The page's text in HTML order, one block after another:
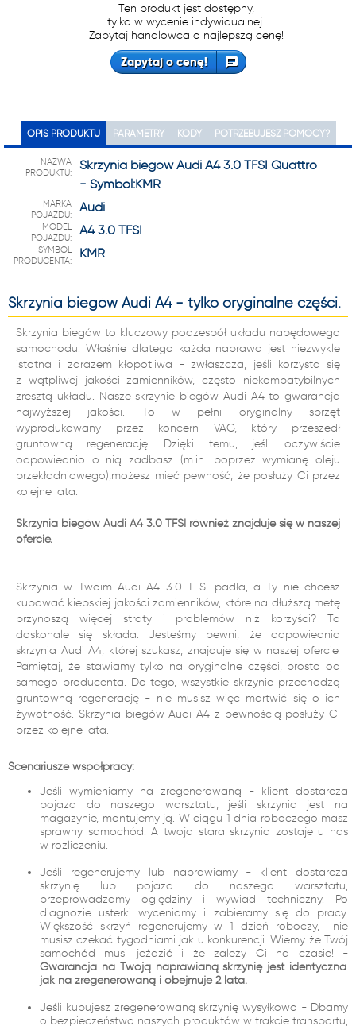
Ten produkt jest dostępny,
tylko w wycenie indywidualnej.
Zapytaj handlowca o najlepszą cenę!
Zapytaj o cenę!
OPIS PRODUKTU PARAMETRY KODY POTRZEBUJESZ POMOCY?
NAZWA
PRODUKTU:
Skrzynia biegów Audi A4 3.0 TFSI Quattro
- Symbol:KMR
MARKA
POJAZDU:
Audi
MODEL
POJAZDU:
A4 3.0 TFSI
SYMBOL
PRODUCENTA:
KMR
Skrzynia biegów Audi A4 - tylko oryginalne części.
Skrzynia biegów to kluczowy podzespół układu napędowego
samochodu. Właśnie dlatego każda naprawa jest niezwykle
istotna i zarazem kłopotliwa - zwłaszcza, jeśli korzysta się
z wątpliwej jakości zamienników, często niekompatybilnych
zresztą układu. Nasze skrzynie biegów Audi A4 to gwarancja
najwyższej jakości. To w pełni oryginalny sprzęt
wyprodukowany przez koncern VAG, który przeszedł
gruntowną regenerację. Dzięki temu, jeśli oczywiście
odpowiednio o nią zadbasz (m.in. poprzez wymianę oleju
przekładniowego),możesz mieć pewność, że posłuży Ci przez
kolejne lata.
Skrzynia biegów Audi A4 3.0 TFSI również znajduje się w naszej
ofercie.
Skrzynia w Twoim Audi A4 3.0 TFSI padła, a Ty nie chcesz
kupować kiepskiej jakości zamienników, które na dłuższą metę
przynoszą więcej straty i problemów niż korzyści? To
doskonale się składa. Jesteśmy pewni, że odpowiednia
skrzynia Audi A4, której szukasz, znajduje się w naszej ofercie.
Pamiętaj, że stawiamy tylko na oryginalne części, prosto od
samego producenta. Do tego, wszystkie skrzynie przechodzą
gruntowną regenerację - nie musisz więc martwić się o ich
żywotność. Skrzynia biegów Audi A4 z pewnością posłuży Ci
przez kolejne lata.
Scenariusze współpracy:
Jeśli wymieniamy na zregenerowaną - klient dostarcza
pojazd do naszego warsztatu, jeśli skrzynia jest na
magazynie, montujemy ją. W ciągu 1 dnia roboczego masz
sprawny samochód. A twoja stara skrzynia zostaje u nas
w rozliczeniu.
Jeśli regenerujemy lub naprawiamy - klient dostarcza
skrzynię lub pojazd do naszego warsztatu,
przeprowadzamy oględziny i wywiad techniczny. Po
diagnozie usterki wyceniamy i zabieramy się do pracy.
Większość skrzyń regenerujemy w 1 dzień roboczy, nie
musisz czekać tygodniami jak u konkurencji. Wiemy że Twój
samochód musi jeździć i że zależy Ci na czasie! -
Gwarancja na Twoją naprawianą skrzynię jest identyczna
jak na zregenerowaną i obejmuje 2 lata.
Jeśli kupujesz zregenerowaną skrzynię wysyłkowo - Dbamy
o bezpieczeństwo naszych produktów w trakcie transportu,